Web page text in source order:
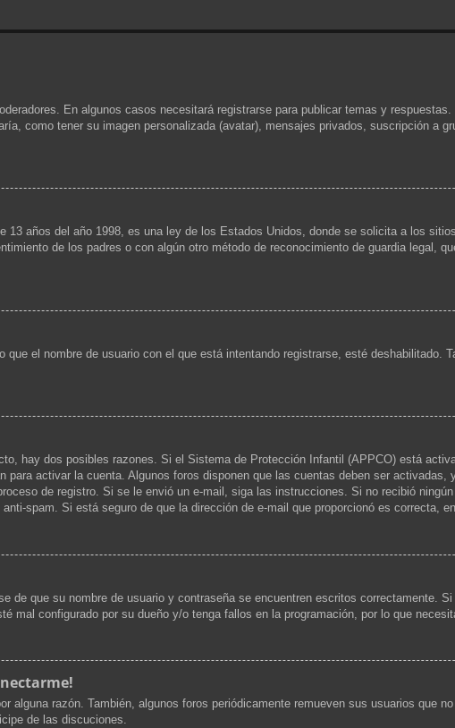
En algunos casos necesitará registrarse para publicar temas y
como tener su imagen personalizada (avatar), mensajes privados, suscripción a
años del año 1998, es una ley de los Estados Unidos, donde se solicita a los
de los padres o con algún otro método de reconocimiento de guardia legal,
el nombre de usuario con el que está intentando registrarse, esté deshabilitado.
hay dos posibles razones. Si el Sistema de Protección Infantil (APPCO) está
para activar la cuenta. Algunos foros disponen que las cuentas deben ser
de registro. Si se le envió un e-mail, siga las instrucciones. Si no recibió
spam. Si está seguro de que la dirección de e-mail que proporcionó es correcta,
de que su nombre de usuario y contraseña se encuentren escritos correctamente.
mal configurado por su dueño y/o tenga fallos en la programación, por lo que
alguna razón. También, algunos foros periódicamente remueven sus usuarios que
de las discuciones.